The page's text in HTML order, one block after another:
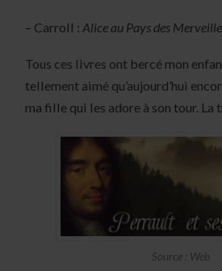
– Carroll :Alice au Pays des
Tous ces livres ont bercé mon
tellement aimé qu’aujourd’hui
ma fille qui les adore à son tour. La
Source : Web